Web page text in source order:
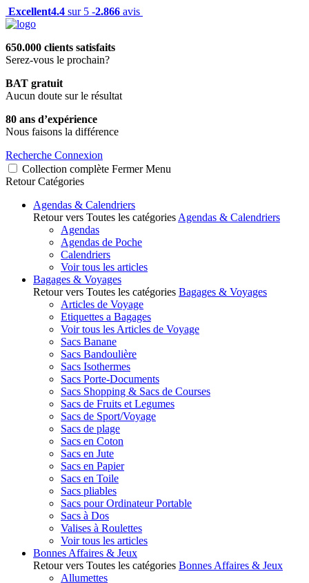
Excellent4.4 sur 5 -2.866 avis
650.000 clients satisfaits
Serez-vous le prochain?
BAT gratuit
Aucun doute sur le résultat
80 ans d’expérience
Nous faisons la différence
Recherche Connexion
Collection complète Fermer Menu
Retour Catégories
Agendas & Calendriers
Retour vers Toutes les catégories Agendas & Calendriers
Agendas
Agendas de Poche
Calendriers
Voir tous les articles
Bagages & Voyages
Retour vers Toutes les catégories Bagages & Voyages
Articles de Voyage
Etiquettes a Bagages
Voir tous les Articles de Voyage
Sacs Banane
Sacs Bandoulière
Sacs Isothermes
Sacs Porte-Documents
Sacs Shopping & Sacs de Courses
Sacs de Fruits et Legumes
Sacs de Sport/Voyage
Sacs de plage
Sacs en Coton
Sacs en Jute
Sacs en Papier
Sacs en Toile
Sacs pliables
Sacs pour Ordinateur Portable
Sacs à Dos
Valises à Roulettes
Voir tous les articles
Bonnes Affaires & Jeux
Retour vers Toutes les catégories Bonnes Affaires & Jeux
Allumettes